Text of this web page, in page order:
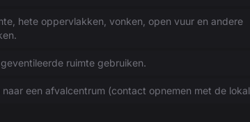
hete oppervlakken, vonken, open vuur en andere
ruimte gebruiken.
een afvalcentrum (contact opnemen met de